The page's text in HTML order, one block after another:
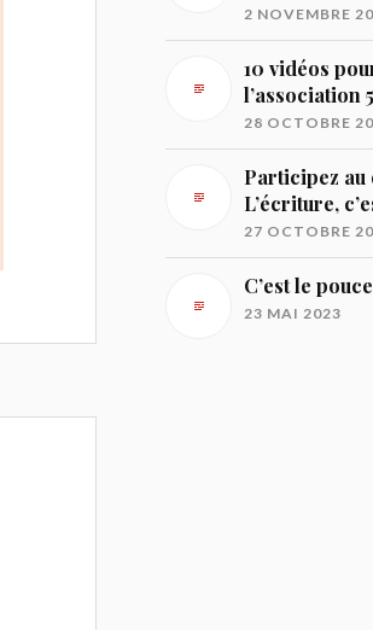
2 NOVEMBRE
10 vidéos
l’association
28 OCTOBRE
Participez au
L’écriture,
27 OCTOBRE
C’est le
23 MAI 2023